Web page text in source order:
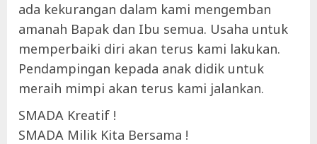
ada kekurangan dalam kami mengemban
amanah Bapak dan Ibu semua. Usaha untuk
memperbaiki diri akan terus kami lakukan.
Pendampingan kepada anak didik untuk
meraih mimpi akan terus kami jalankan.
SMADA Kreatif !
SMADA Milik Kita Bersama !